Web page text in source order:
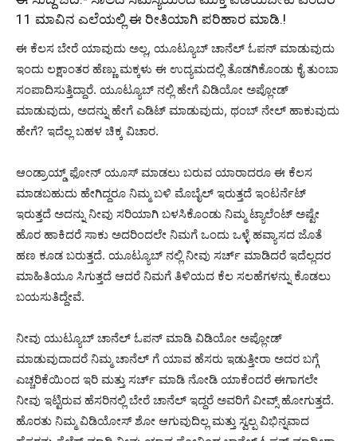
11 ಮಾವಿನ ಎಲೆಯಲ್ಲಿ ಈ ರೀತಿಯಾಗಿ ಪರಿಹಾರ ಮಾಡಿ.!
ಈ ಕೆಲಸ ಬೇರೆ ಯಾವುದು ಅಲ್ಲ, ಯೂಟ್ಯೂಬ್ ಚಾನೆಲ್ ಓಪನ್ ಮಾಡುವುದು
ಇಂದು ಲಕ್ಷಾಂತರ ಹೆಣ್ಣು ಮಕ್ಕಳು ಈ ಉದ್ಯಮದಲ್ಲಿ ತೊಡಗಿಕೊಂಡು ಕೈ ತುಂಬಾ
ಸಂಪಾದಿಸುತ್ತಿದ್ದಾರೆ. ಯೂಟ್ಯೂಬ್ ನಲ್ಲಿ ಹೇಗೆ ವಿಡಿಯೋ ಅಪ್ಲೋಡ್
ಮಾಡುವುದು, ಅದನ್ನು ಹೇಗೆ ಎಡಿಟ್ ಮಾಡುವುದು, ಥಂಬ್ ನೇಲ್ ಹಾಕುವುದು
ಹೇಗೆ? ಇದೆಲ್ಲ ಬಹಳ ಚಿಕ್ಕ ವಿಚಾರ.
ಆಂಡ್ರಾಯ್ಡ್ ಫೋನ್ ಯೂಸ್ ಮಾಡಲು ಬರುವ ಯಾರಾದರೂ ಈ ಕೆಲಸ
ಮಾಡಬಹುದು ಹೇಗಿದ್ದರೂ ನಿಮ್ಮ ಬಳಿ ಮೊಬೈಲ್ ಇರುತ್ತದೆ ಇಂಟರ್ನೆಟ್
ಇರುತ್ತದೆ ಅದನ್ನು ನೀವು ಸರಿಯಾಗಿ ಬಳಸಿಕೊಂಡು ನಿಮ್ಮ ಟ್ಯಾಲೆಂಟ್ ಅಷ್ಟೇ
ಹೊರ ಹಾಕಿದರೆ ಸಾಕು ಅದರಿಂದಲೇ ನಿಮಗೆ ಒಂದು ಒಳ್ಳೆ ಹವ್ಯಾಸದ ಜೊತೆ
ಹಣ ಕೂಡ ಬರುತ್ತದೆ. ಯೂಟ್ಯೂಬ್ ನಲ್ಲಿ ನೀವು ಸರ್ಚ್ ಮಾಡಿದರೆ ಇದೆಲ್ಲದರ
ಮಾಹಿತಿಯೂ ಸಿಗುತ್ತದೆ ಆದರೆ ನಿಮಗೆ ತಿಳಿಯದ ಕೆಲ ಸಲಹೆಗಳನ್ನು ಕೊಡಲು
ಬಯಸುತಿದ್ದೇವೆ.
ನೀವು ಯುಟ್ಯೂಬ್ ಚಾನೆಲ್ ಓಪನ್ ಮಾಡಿ ವಿಡಿಯೋ ಅಪ್ಲೋಡ್
ಮಾಡುವುದಾದರೆ ನಿಮ್ಮ ಚಾನೆಲ್ ಗೆ ಯಾವ ಹೆಸರು ಇಡುತ್ತೀರಾ ಅದರ ಬಗ್ಗೆ
ಎಚ್ಚರಿಕೆಯಿಂದ ಇರಿ ಮತ್ತು ಸರ್ಚ್ ಮಾಡಿ ನೋಡಿ ಯಾಕೆಂದರೆ ಈಗಾಗಲೇ
ನೀವು ಇಟ್ಟಿರುವ ಹೆಸರಿನಲ್ಲಿ ಬೇರೆ ಚಾನೆಲ್ ಇದ್ದರೆ ಅವರಿಗೆ ವೀವ್ಸ್ ಹೋಗುತ್ತದೆ.
ಹೊರತು ನಿಮ್ಮ ವಿಡಿಯೋಸ್ ಶೋ ಆಗುವುದಿಲ್ಲ ಮತ್ತು ಸ್ವಲ್ಪ ವಿಭಿನ್ನವಾದ